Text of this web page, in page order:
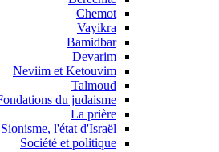
Chemot
Vayikra
Bamidbar
Devarim
Neviim et Ketouvim
Talmoud
du judaisme
La prière
Sionisme, l'état d'Israël
Société et politique